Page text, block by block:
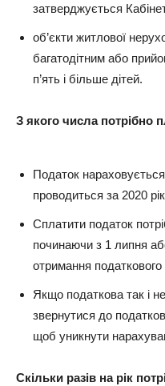
затверджується
об’єкти житлової
багатодітним або
п’ять і більше дітей.
З якого числа потрібно
Податок
проводиться за 2020
Сплатити податок
починаючи з 1 липня
отримання
Якщо податкова так і
звернутися до
щоб уникнути
Скільки разів на рік